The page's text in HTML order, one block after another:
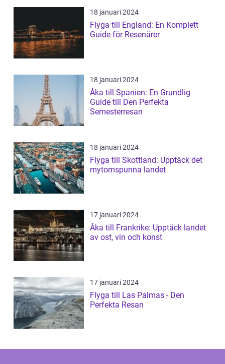
18 januari 2024
Flyga till England: En Komplett
Guide för Resenärer
18 januari 2024
Åka till Spanien: En Grundlig
Guide till Den Perfekta
Semesterresan
18 januari 2024
Flyga till Skottland: Upptäck det
mytomspunna landet
17 januari 2024
Åka till Frankrike: Upptäck landet
av ost, vin och konst
17 januari 2024
Flyga till Las Palmas - Den
Perfekta Resan